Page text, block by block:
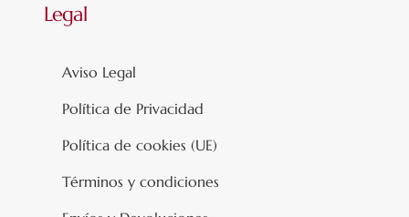
Legal
Aviso Legal
Política de Privacidad
Política de cookies (UE)
Términos y condiciones